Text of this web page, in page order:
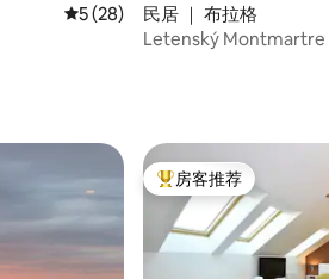
平均评分 5 分（满分 5 分），共
5 (28)
民居 ｜ 布拉格
Letenský Montmartre
热门「房客推荐」
房客推荐